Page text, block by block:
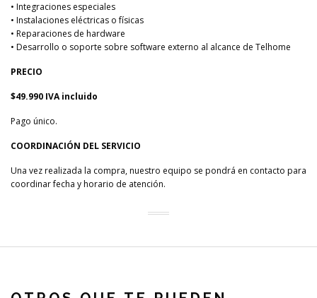
• Integraciones especiales
• Instalaciones eléctricas o físicas
• Reparaciones de hardware
• Desarrollo o soporte sobre software externo al alcance de Telhome
PRECIO
$49.990 IVA incluido
Pago único.
COORDINACIÓN DEL SERVICIO
Una vez realizada la compra, nuestro equipo se pondrá en contacto para
coordinar fecha y horario de atención.